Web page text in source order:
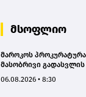
მსოფლიო
მაროკოს
მასობრივი
06.08.2026 • 8:30